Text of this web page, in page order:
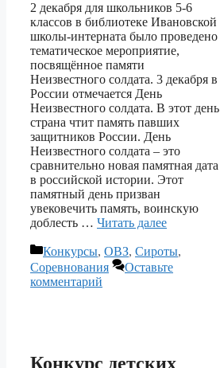
2 декабря для школьников 5-6
классов в библиотеке Ивановской
школы-интерната было проведено
тематическое мероприятие,
посвящённое памяти
Неизвестного солдата. 3 декабря в
России отмечается День
Неизвестного солдата. В этот день
страна чтит память павших
защитников России. День
Неизвестного солдата – это
сравнительно новая памятная дата
в российской истории. Этот
памятный день призван
увековечить память, воинскую
доблесть … Читать далее
Рубрики
Конкурсы, ОВЗ, Сироты,
Соревнования
Оставьте
комментарий
Конкурс детских